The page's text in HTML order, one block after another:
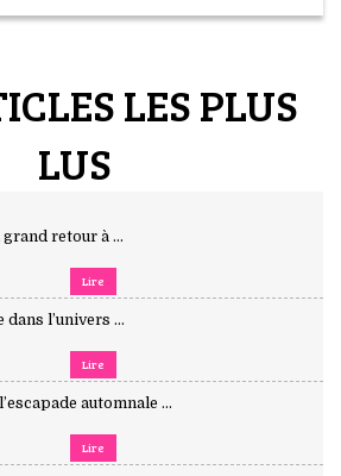
LES PLUS
LUS
retour à ...
Lire
l’univers ...
Lire
automnale ...
Lire